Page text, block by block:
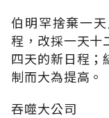
伯明罕捨棄一
程，改採一天十
四天的新日程；
制而大為提高。
吞噬大公司